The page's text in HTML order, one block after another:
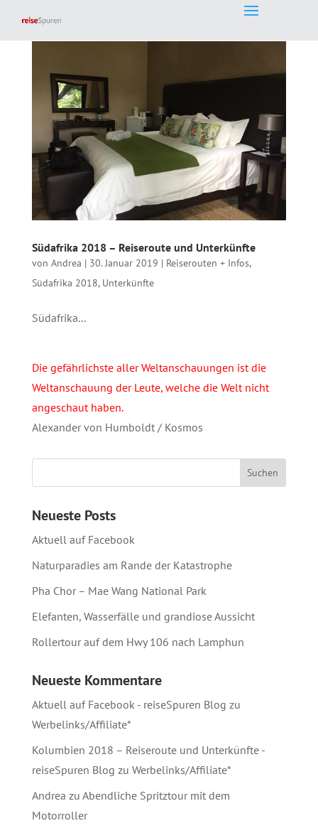
Südafrika 2018 – Reiseroute und Unterkünfte
von Andrea | 30. Januar 2019 | Reiserouten + Infos,
Südafrika 2018, Unterkünfte
Südafrika...
Die gefährlichste aller Weltanschauungen ist die
Weltanschauung der Leute, welche die Welt nicht
angeschaut haben.
Alexander von Humboldt / Kosmos
Neueste Posts
Aktuell auf Facebook
Naturparadies am Rande der Katastrophe
Pha Chor – Mae Wang National Park
Elefanten, Wasserfälle und grandiose Aussicht
Rollertour auf dem Hwy 106 nach Lamphun
Neueste Kommentare
Aktuell auf Facebook - reiseSpuren Blog zu
Werbelinks/Affiliate*
Kolumbien 2018 – Reiseroute und Unterkünfte -
reiseSpuren Blog zu Werbelinks/Affiliate*
Andrea zu Abendliche Spritztour mit dem
Motorroller